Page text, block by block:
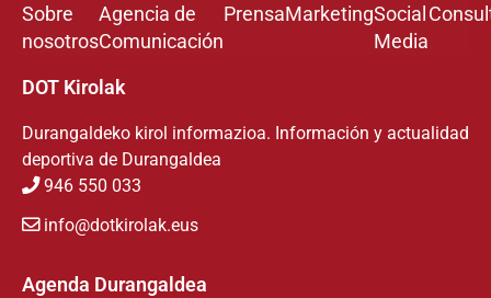
Sobre
nosotros
Agencia de
Comunicación
PrensaMarketingSocial
Media
DOT Kirolak
Durangaldeko kirol informazioa. Información y actualidad
deportiva de Durangaldea
946 550 033
info@dotkirolak.eus
Agenda Durangaldea